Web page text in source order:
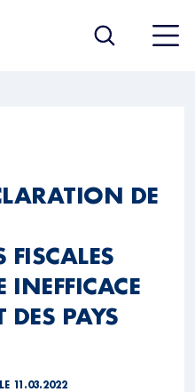
DE
INEFFICACE
DES PAYS
11.03.2022